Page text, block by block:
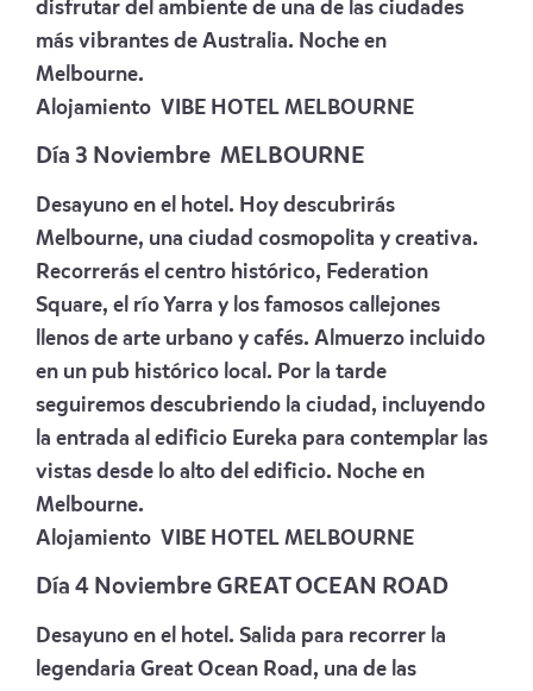
disfrutar del ambiente de una de las ciudades
más vibrantes de Australia. Noche en
Melbourne.
Alojamiento VIBE HOTEL MELBOURNE
Día 3 Noviembre MELBOURNE
Desayuno en el hotel. Hoy descubrirás
Melbourne, una ciudad cosmopolita y creativa.
Recorrerás el centro histórico, Federation
Square, el río Yarra y los famosos callejones
llenos de arte urbano y cafés. Almuerzo incluido
en un pub histórico local. Por la tarde
seguiremos descubriendo la ciudad, incluyendo
la entrada al edificio Eureka para contemplar las
vistas desde lo alto del edificio. Noche en
Melbourne.
Alojamiento VIBE HOTEL MELBOURNE
Día 4 Noviembre GREAT OCEAN ROAD
Desayuno en el hotel. Salida para recorrer la
legendaria Great Ocean Road, una de las